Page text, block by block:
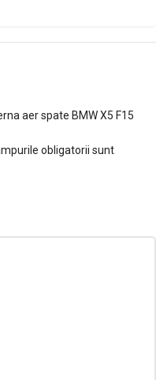
aer spate BMW X5 F15
obligatorii sunt